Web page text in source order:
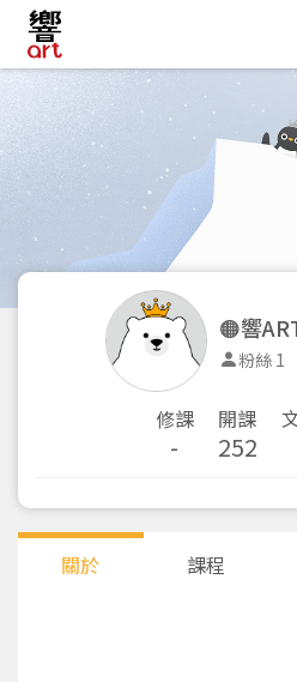
🟠響
粉絲 1
修課
-
開課
252
關於 課程